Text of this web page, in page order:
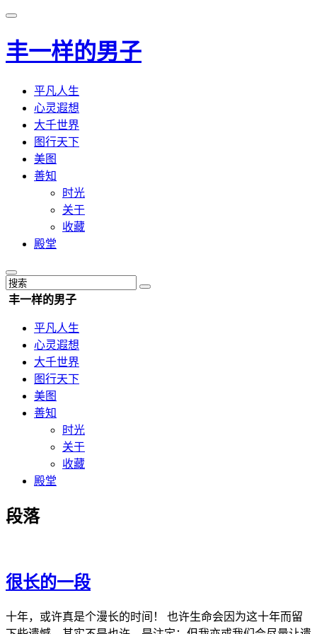
丰一样的男子
平凡人生
心灵遐想
大千世界
图行天下
美图
善知
时光
关于
收藏
殿堂
丰一样的男子
平凡人生
心灵遐想
大千世界
图行天下
美图
善知
时光
关于
收藏
殿堂
段落
很长的一段
十年，或许真是个漫长的时间！ 也许生命会因为这十年而留